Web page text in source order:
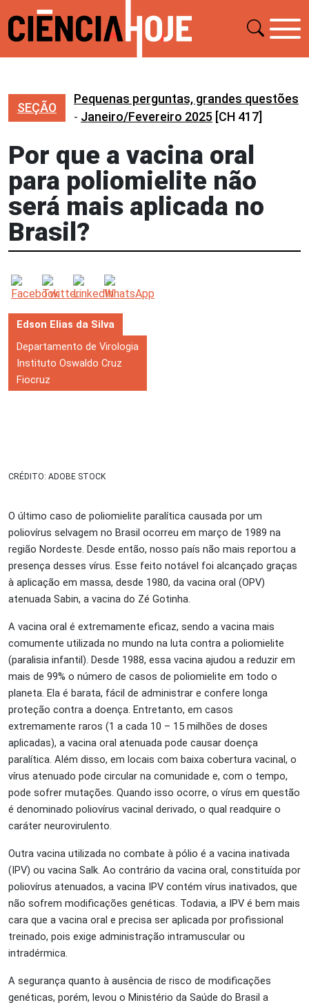
SEÇÃO
Pequenas perguntas, grandes questões
- Janeiro/Fevereiro 2025 [CH 417]
Por que a vacina oral
para poliomielite não
será mais aplicada no
Brasil?
Edson Elias da Silva
Departamento de Virologia
Instituto Oswaldo Cruz
Fiocruz
CRÉDITO: ADOBE STOCK
O último caso de poliomielite paralítica causada por um
poliovírus selvagem no Brasil ocorreu em março de 1989 na
região Nordeste. Desde então, nosso país não mais reportou a
presença desses vírus. Esse feito notável foi alcançado graças
à aplicação em massa, desde 1980, da vacina oral (OPV)
atenuada Sabin, a vacina do Zé Gotinha.
A vacina oral é extremamente eficaz, sendo a vacina mais
comumente utilizada no mundo na luta contra a poliomielite
(paralisia infantil). Desde 1988, essa vacina ajudou a reduzir em
mais de 99% o número de casos de poliomielite em todo o
planeta. Ela é barata, fácil de administrar e confere longa
proteção contra a doença. Entretanto, em casos
extremamente raros (1 a cada 10 – 15 milhões de doses
aplicadas), a vacina oral atenuada pode causar doença
paralítica. Além disso, em locais com baixa cobertura vacinal, o
vírus atenuado pode circular na comunidade e, com o tempo,
pode sofrer mutações. Quando isso ocorre, o vírus em questão
é denominado poliovírus vacinal derivado, o qual readquire o
caráter neurovirulento.
Outra vacina utilizada no combate à pólio é a vacina inativada
(IPV) ou vacina Salk. Ao contrário da vacina oral, constituída por
poliovírus atenuados, a vacina IPV contém vírus inativados, que
não sofrem modificações genéticas. Todavia, a IPV é bem mais
cara que a vacina oral e precisa ser aplicada por profissional
treinado, pois exige administração intramuscular ou
intradérmica.
A segurança quanto à ausência de risco de modificações
genéticas, porém, levou o Ministério da Saúde do Brasil a